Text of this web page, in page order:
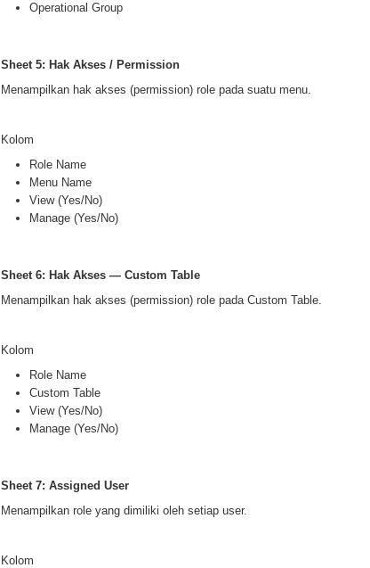
Operational Group
Sheet 5: Hak Akses / Permission
Menampilkan hak akses (permission) role pada suatu menu.
Kolom
Role Name
Menu Name
View (Yes/No)
Manage (Yes/No)
Sheet 6: Hak Akses — Custom Table
Menampilkan hak akses (permission) role pada Custom Table.
Kolom
Role Name
Custom Table
View (Yes/No)
Manage (Yes/No)
Sheet 7: Assigned User
Menampilkan role yang dimiliki oleh setiap user.
Kolom